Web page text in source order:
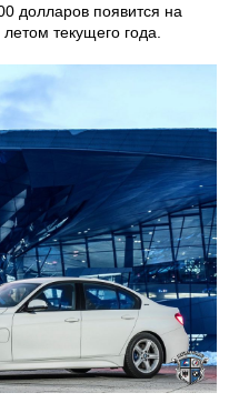
долларов появится на
текущего года.